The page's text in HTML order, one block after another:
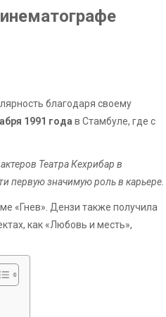
благодаря своему
1991 года в Стамбуле, где с
Театра Кехрибар в
первую значимую роль в карьере.
«Гнев». Дензи также получила
как «Любовь и месть»,